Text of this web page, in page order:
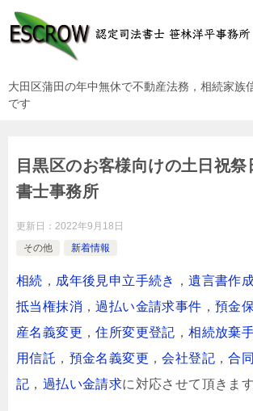
大田区蒲田の年中無休で不動産法務，相続家族
です
目黒区のお客様向けの土日祝
書士事務所
更新日： 2022年9月18日
その他
新着情報
相続 ， 成年後見申立手続き ，遺言書作
抵当権抹消 ，過払い金請求事件 ，預金
産名義変更 ，住所変更登記 ，相続放棄
用信託 ， 預金名義変更 ，会社登記 ，合
記 ， 過払い金請求に対応させて頂きます